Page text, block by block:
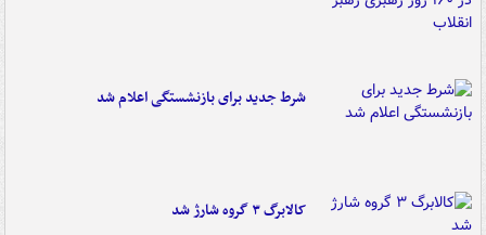
شرط جدید برای بازنشستگی اعلام شد
کالابرگ ۳ گروه شارژ شد